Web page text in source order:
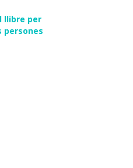
llibre per
persones